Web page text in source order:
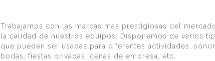
Trabajamos con las marcas más prestigiosas del
la calidad de nuestros equipos. Disponemos de varios
que pueden ser usadas para diferentes actividades,
bodas, fiestas privadas, cenas de empresa, etc.